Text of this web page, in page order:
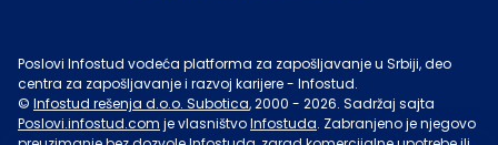
Poslovi Infostud vodeća platforma za zapošljavanje u Srbiji, deo
centra za zapošljavanje i razvoj karijere - Infostud.
© Infostud rešenja d.o.o. Subotica, 2000 - 2026. Sadržaj sajta
Poslovi.infostud.com je vlasništvoInfostuda. Zabranjeno je njegovo